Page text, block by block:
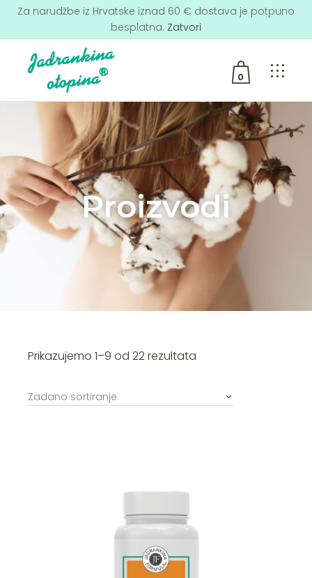
Za narudžbe iz Hrvatske iznad 60 € dostava je potpuno
besplatna. Zatvori
0
No products in the cart.
Proizvodi
Prikazujemo 1–9 od 22 rezultata
Zadano sortiranje